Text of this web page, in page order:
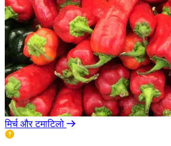
मिर्च और टमाटिलो